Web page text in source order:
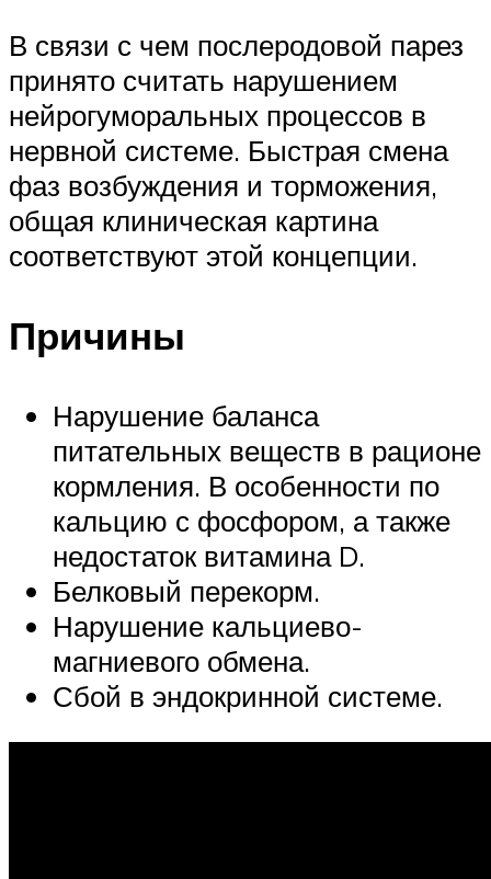
В связи с чем послеродовой парез
принято считать нарушением
нейрогуморальных процессов в
нервной системе. Быстрая смена
фаз возбуждения и торможения,
общая клиническая картина
соответствуют этой концепции.
Причины
Нарушение баланса
питательных веществ в рационе
кормления. В особенности по
кальцию с фосфором, а также
недостаток витамина D.
Белковый перекорм.
Нарушение кальциево-
магниевого обмена.
Сбой в эндокринной системе.